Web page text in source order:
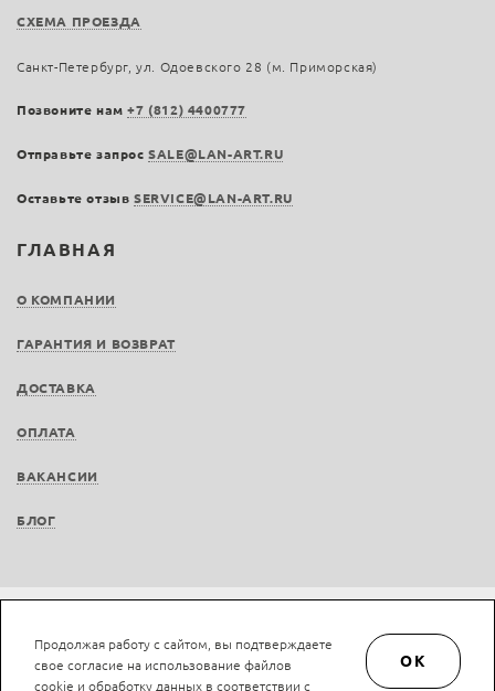
ГЛАВНАЯ
О КОМПАНИИ
ГАРАНТИЯ И ВОЗВРАТ
ДОСТАВКА
ОПЛАТА
ВАКАНСИИ
БЛОГ
СХЕМА ПРОЕЗДА
Санкт-Петербург, ул. Одоевского 28 (м. Приморская)
Позвоните нам+7 (812) 4400777
Отправьте запросSALE@LAN-ART.RU
Оставьте отзыв SERVICE@LAN-ART.RU
Не является публичной офертой © LAN-art.ru, 2013—2026. Все права защищены.
Политика конфиденциальности.
Положение об обработке и защите персональных
данных.
Продолжая работу с сайтом, вы подтверждаете
свое согласие на использование файлов
cookie и обработку данных в соответствии с
OK